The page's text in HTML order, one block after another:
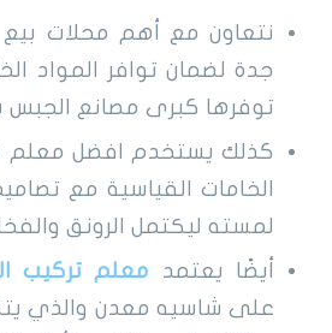
نتعاون مع أهم محلات
جدة لضمان توافر المواد
توفرها كبرى مصانع الجبس
كذلك يستخدم افضل
الخامات القياسية مع
لمسته ليكتمل الرونق
أيضًا يعتمد معلم تركيب
على شاسيه معدن والذي